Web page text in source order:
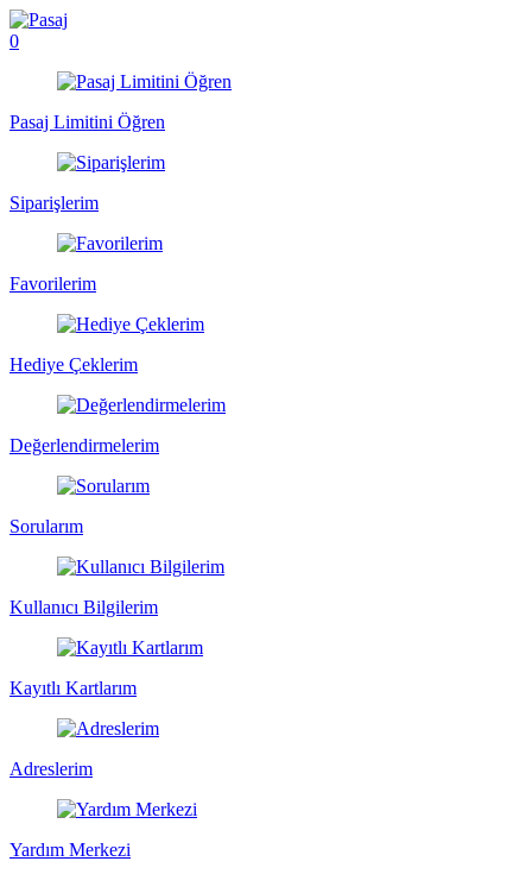
0
Pasaj Limitini Öğren
Siparişlerim
Favorilerim
Hediye Çeklerim
Değerlendirmelerim
Sorularım
Kullanıcı Bilgilerim
Kayıtlı Kartlarım
Adreslerim
Yardım Merkezi